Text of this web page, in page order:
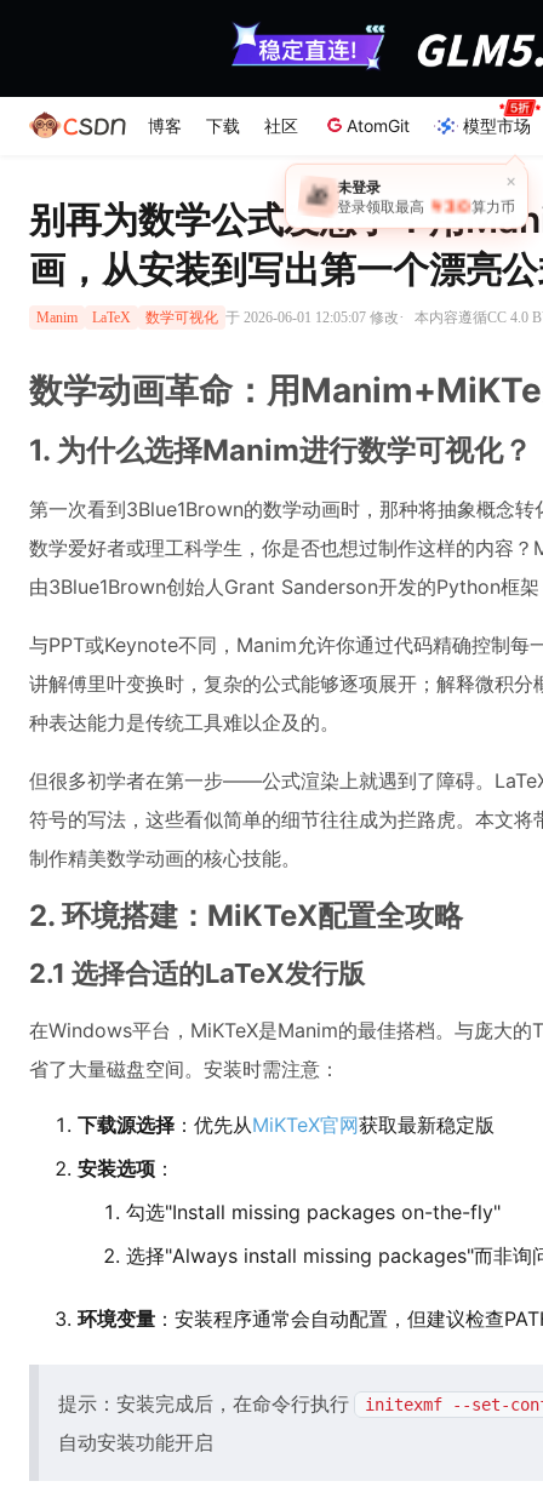
博客 下载 社区 AtomGit 模型市场
×
🎁 未登录
登录领取最高 ￥30 算力币
别再为数学公式发愁了！用
画，从安装到写出第一个漂亮
Manim LaTeX 数学可视化 于 2026-06-01 12:05:07 修改· 本内容遵循CC 4.0
数学动画革命：用
1. 为什么选择Manim进行数学可视化？
第一次看到3Blue1Brown的数学动画时，那种将抽象概念
数学爱好者或理工科学生，你是否也想过制作这样的内容
由3Blue1Brown创始人Grant Sanderson开发的Python框
与PPT或Keynote不同，Manim允许你通过代码精确控制每
讲解傅里叶变换时，复杂的公式能够逐项展开；解释微积
种表达能力是传统工具难以企及的。
但很多初学者在第一步——公式渲染上就遇到了障碍。
符号的写法，这些看似简单的细节往往成为拦路虎。本文
制作精美数学动画的核心技能。
2. 环境搭建：MiKTeX配置全攻略
2.1 选择合适的LaTeX发行版
在Windows平台，MiKTeX是Manim的最佳搭档。与庞大的
省了大量磁盘空间。安装时需注意：
下载源选择 ：优先从MiKTeX官网获取最新稳定版
安装选项 ：
勾选"Install missing packages on-the-fly"
选择"Always install missing packages"而非询
环境变量 ：安装程序通常会自动配置，但建议检查
提示：安装完成后，在命令行执行 initexmf --set-
自动安装功能开启